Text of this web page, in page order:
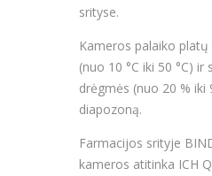
srityse.
Kameros palaiko
(nuo 10 °C iki 50 °C) ir
drėgmės (nuo 20 % iki
diapozoną.
Farmacijos srityje
kameros atitinka ICH